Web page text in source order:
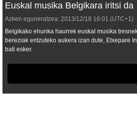
Euskal musika Belgikara iritsi da
Azken eguneratzea: 2013/12/18 16:01 (UTC+1)
Belgikako ehunka haurrek euskal musika
bereziak entzuteko aukera izan dute, Etxepare
bati esker.